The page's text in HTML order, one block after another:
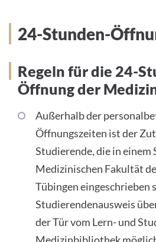
Regeln für die 24-
24-Stunden-
Regeln für die 24-
Öffnung der
Außerhalb der
Öffnungszeiten ist der
Studierende, die in einem
Medizinischen Fakultät
Tübingen eingeschrieben
Studierendenausweis
der Tür vom Lern- und